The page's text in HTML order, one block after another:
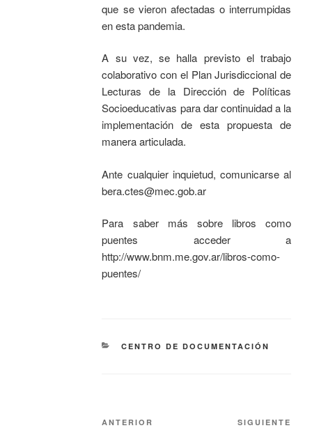
que se vieron afectadas o interrumpidas
en esta pandemia.
A su vez, se halla previsto el trabajo
colaborativo con el Plan Jurisdiccional de
Lecturas de la Dirección de Políticas
Socioeducativas para dar continuidad a la
implementación de esta propuesta de
manera articulada.
Ante cualquier inquietud, comunicarse al
bera.ctes@mec.gob.ar
Para saber más sobre libros como
puentes acceder a
http://www.bnm.me.gov.ar/libros-como-
puentes/
CENTRO DE DOCUMENTACIÓN
ANTERIOR SIGUIENTE